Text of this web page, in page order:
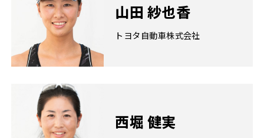
山田 紗也香
トヨタ自動車株式会社
西堀 健実